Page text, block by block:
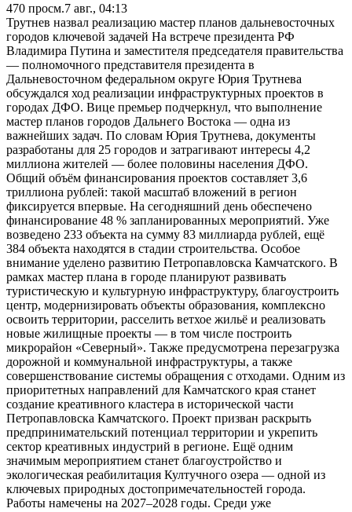
470 просм.7 авг., 04:13
Трутнев назвал реализацию мастер планов дальневосточных
городов ключевой задачей На встрече президента РФ
Владимира Путина и заместителя председателя правительства
— полномочного представителя президента в
Дальневосточном федеральном округе Юрия Трутнева
обсуждался ход реализации инфраструктурных проектов в
городах ДФО. Вице премьер подчеркнул, что выполнение
мастер планов городов Дальнего Востока — одна из
важнейших задач. По словам Юрия Трутнева, документы
разработаны для 25 городов и затрагивают интересы 4,2
миллиона жителей — более половины населения ДФО.
Общий объём финансирования проектов составляет 3,6
триллиона рублей: такой масштаб вложений в регион
фиксируется впервые. На сегодняшний день обеспечено
финансирование 48 % запланированных мероприятий. Уже
возведено 233 объекта на сумму 83 миллиарда рублей, ещё
384 объекта находятся в стадии строительства. Особое
внимание уделено развитию Петропавловска Камчатского. В
рамках мастер плана в городе планируют развивать
туристическую и культурную инфраструктуру, благоустроить
центр, модернизировать объекты образования, комплексно
освоить территории, расселить ветхое жильё и реализовать
новые жилищные проекты — в том числе построить
микрорайон «Северный». Также предусмотрена перезагрузка
дорожной и коммунальной инфраструктуры, а также
совершенствование системы обращения с отходами. Одним из
приоритетных направлений для Камчатского края станет
создание креативного кластера в исторической части
Петропавловска Камчатского. Проект призван раскрыть
предпринимательский потенциал территории и укрепить
сектор креативных индустрий в регионе. Ещё одним
значимым мероприятием станет благоустройство и
экологическая реабилитация Култучного озера — одной из
ключевых природных достопримечательностей города.
Работы намечены на 2027–2028 годы. Среди уже